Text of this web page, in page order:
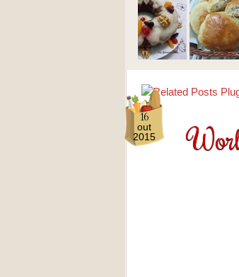
16
out
2015